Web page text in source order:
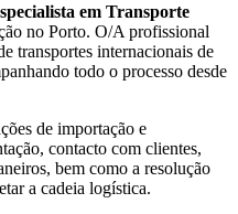
em Transporte
no Porto. O/A profissional
transportes internacionais de
todo o processo desde
de importação e
contacto com clientes,
bem como a resolução
a cadeia logística.